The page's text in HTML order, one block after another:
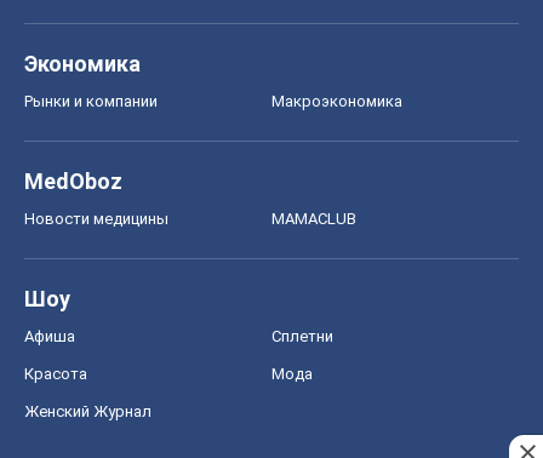
Экономика
Рынки и компании Mакроэкономика
MedOboz
Новости медицины MAMACLUB
Шоу
Афиша Сплетни
Красота Мода
Женский Журнал